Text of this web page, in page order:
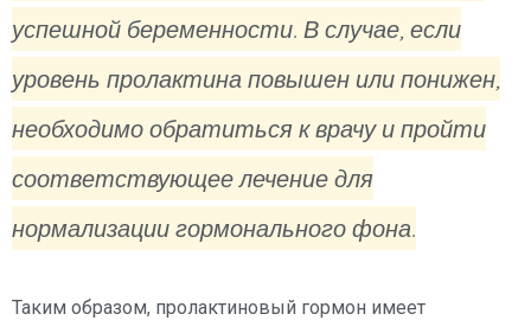
успешной беременности. В случае, если
уровень пролактина повышен или понижен,
необходимо обратиться к врачу и пройти
соответствующее лечение для
нормализации гормонального фона.
Таким образом, пролактиновый гормон имеет